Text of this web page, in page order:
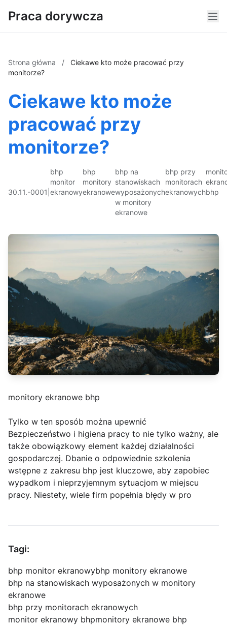
Praca dorywcza
Strona główna /
Ciekawe kto może pracować przy
monitorze?
Ciekawe kto może
pracować przy
monitorze?
30.11.-0001
bhp
monitor
ekranowy
bhp
monitory
ekranowe
bhp na
stanowiskach
wyposażonych
w monitory
ekranowe
bhp przy
monitorach
ekranowychbhp
monitory ekranowe bhp
Tylko w ten sposób można upewnić
Bezpieczeństwo i higiena pracy to nie tylko ważny, ale
także obowiązkowy element każdej działalności
gospodarczej. Dbanie o odpowiednie szkolenia
wstępne z zakresu bhp jest kluczowe, aby zapobiec
wypadkom i nieprzyjemnym sytuacjom w miejscu
pracy. Niestety, wiele firm popełnia błędy w pro
Tagi:
bhp monitor ekranowybhp monitory ekranowe
bhp na stanowiskach wyposażonych w monitory
ekranowe
bhp przy monitorach ekranowych
monitor ekranowy bhpmonitory ekranowe bhp